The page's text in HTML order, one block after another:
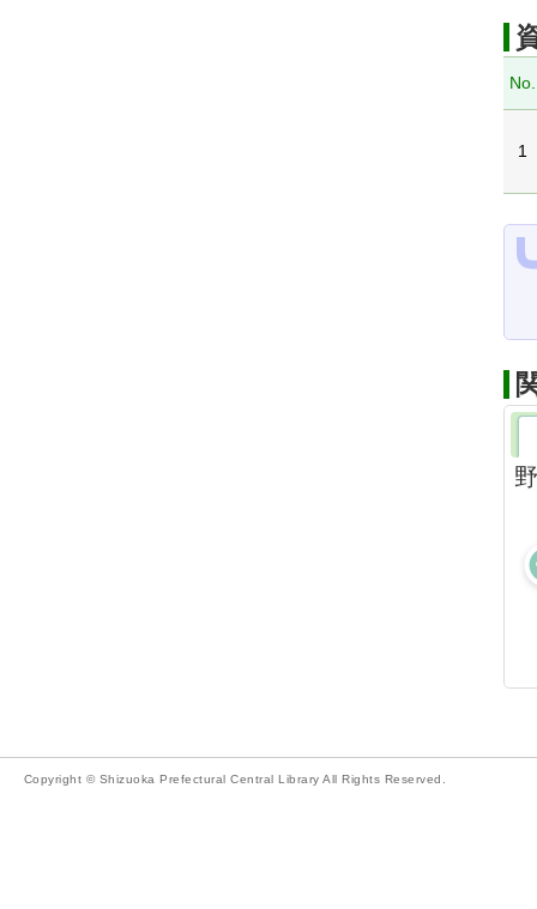
No.
1
Copyright © Shizuoka Prefectural Central Library All Rights Reserved.